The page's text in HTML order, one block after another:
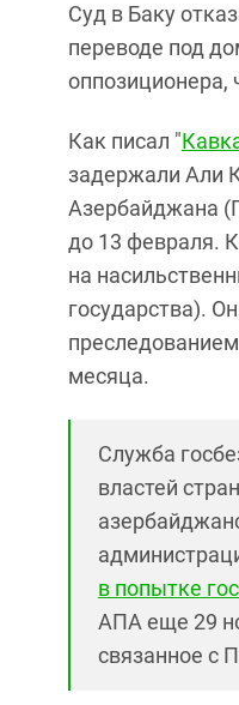
Суд в Баку
переводе под
оппозиционера,
Как писал "
задержали Али
Азербайджана
до 13 февраля.
на
государства).
месяца.
Служба
властей
в попытке
АПА еще 29
связанное с